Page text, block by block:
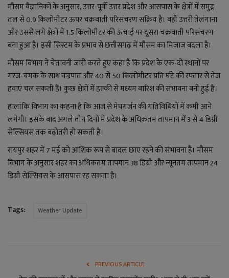
मौसम वैज्ञानिकों के अनुसार, उत्तर-पूर्वी उत्तर प्रदेश और आसपास के क्षेत्रों में समुद्र
तल से 0.9 किलोमीटर ऊपर चक्रवाती परिसंचरण सक्रिय है। वहीं उत्तरी तेलंगाना
और उससे लगे क्षेत्रों में 1.5 किलोमीटर की ऊंचाई पर दूसरा चक्रवाती परिसंचरण
बना हुआ है। इसी सिस्टम के प्रभाव से छत्तीसगढ़ में मौसम का मिजाज बदला है।
मौसम विभाग ने चेतावनी जारी करते हुए कहा है कि प्रदेश के एक-दो स्थानों पर
गरज-चमक के साथ वज्रपात और 40 से 50 किलोमीटर प्रति घंटे की रफ्तार से तेज
हवाएं चल सकती हैं। कुछ क्षेत्रों में हल्की से मध्यम बारिश की संभावना बनी हुई है।
हालांकि विभाग का कहना है कि आज से मेघगर्जन की गतिविधियों में कमी आने
लगेगी। इसके बाद अगले तीन दिनों में प्रदेश के अधिकतम तापमान में 3 से 4 डिग्री
सेल्सियस तक बढ़ोतरी हो सकती है।
रायपुर शहर में 7 मई को आंशिक रूप से बादल छाए रहने की संभावना है। मौसम
विभाग के अनुसार शहर का अधिकतम तापमान 38 डिग्री और न्यूनतम तापमान 24
डिग्री सेल्सियस के आसपास रह सकता है।
Tags: Weather Update
PREVIOUS ARTICLE